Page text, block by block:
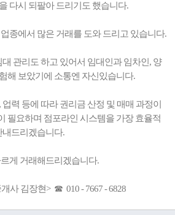
다시 되팔아 드리기도 했습니다.
종에서 많은 거래를 도와 드리고 있습니다.
관리도 하고 있어서 임대인과 임차인, 양
해 보았기에 소통엔 자신있습니다.
력 등에 따라 권리금 산정 및 매매 과정이
필요하며 점포라인 시스템을 가장 효율적
내드리겠습니다.
게 거래해드리겠습니다.
사 김장현> ☎ 010 - 7667 - 6828